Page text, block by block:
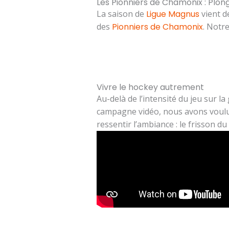
Les Pionniers de Chamonix :
La saison de Ligue Magnusvient
des Pionniers de Chamonix.
Vivre le hockey autrement
Au-delà de l’intensité du jeu sur
campagne vidéo, nous avons
ressentir l’ambiance : le frisson